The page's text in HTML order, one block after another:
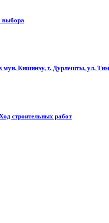
выбора
мун. Кишинэу, г. Дурлешты, ул.
строительных работ